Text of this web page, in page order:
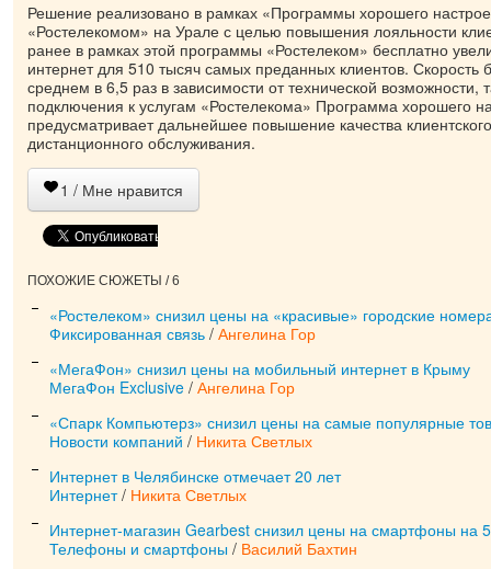
Решение реализовано в рамках «Программы хорошего
«Ростелекомом» на Урале с целью повышения лояльности
ранее в рамках этой программы «Ростелеком» бесплатно
интернет для 510 тысяч самых преданных клиентов.
среднем в 6,5 раз в зависимости от технической
подключения к услугам «Ростелекома» Программа хорошего
предусматривает дальнейшее повышение качества
дистанционного обслуживания.
1 / Мне нравится
ПОХОЖИЕ СЮЖЕТЫ / 6
«Ростелеком» снизил цены на «красивые» городские
Фиксированная связь / Ангелина Гор
«МегаФон» снизил цены на мобильный интернет в Крыму
МегаФон Exclusive / Ангелина Гор
«Спарк Компьютерз» снизил цены на самые популярные
Новости компаний / Никита Светлых
Интернет в Челябинске отмечает 20 лет
Интернет/ Никита Светлых
Интернет-магазин Gearbest снизил цены на смартфоны на
Телефоны и смартфоны / Василий Бахтин